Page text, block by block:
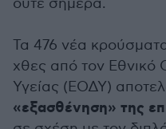
ούτε σήμερα.
Τα 476 νέα
χθες από τον Εθνικό
Υγείας (ΕΟΔΥ)
«εξασθένηση» της